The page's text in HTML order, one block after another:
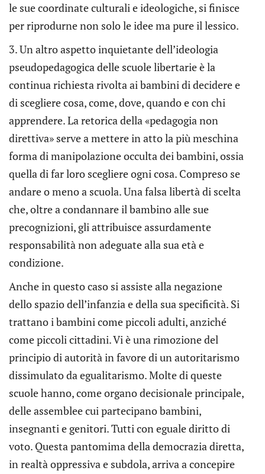
le sue coordinate culturali e ideologiche, si finisce
per riprodurne non solo le idee ma pure il lessico.
3. Un altro aspetto inquietante dell’ideologia
pseudopedagogica delle scuole libertarie è la
continua richiesta rivolta ai bambini di decidere e
di scegliere cosa, come, dove, quando e con chi
apprendere. La retorica della «pedagogia non
direttiva» serve a mettere in atto la più meschina
forma di manipolazione occulta dei bambini, ossia
quella di far loro scegliere ogni cosa. Compreso se
andare o meno a scuola. Una falsa libertà di scelta
che, oltre a condannare il bambino alle sue
precognizioni, gli attribuisce assurdamente
responsabilità non adeguate alla sua età e
condizione.
Anche in questo caso si assiste alla negazione
dello spazio dell’infanzia e della sua specificità. Si
trattano i bambini come piccoli adulti, anziché
come piccoli cittadini. Vi è una rimozione del
principio di autorità in favore di un autoritarismo
dissimulato da egualitarismo. Molte di queste
scuole hanno, come organo decisionale principale,
delle assemblee cui partecipano bambini,
insegnanti e genitori. Tutti con eguale diritto di
voto. Questa pantomima della democrazia diretta,
in realtà oppressiva e subdola, arriva a concepire